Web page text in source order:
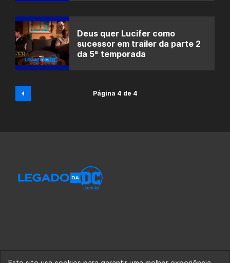
Deus quer Lucifer como
sucessor em trailer da parte 2
da 5ª temporada
Página 4 de 4